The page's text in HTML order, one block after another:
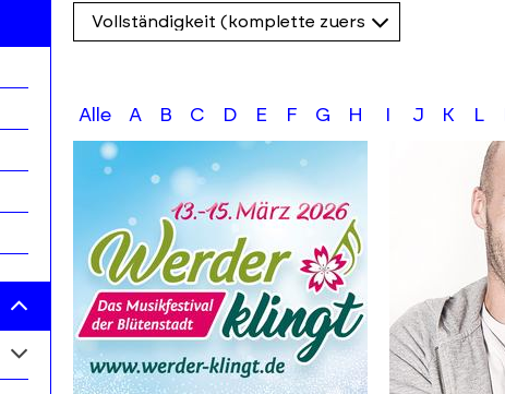
Skip
A-
filters
Alle A B C D E F G H J K L